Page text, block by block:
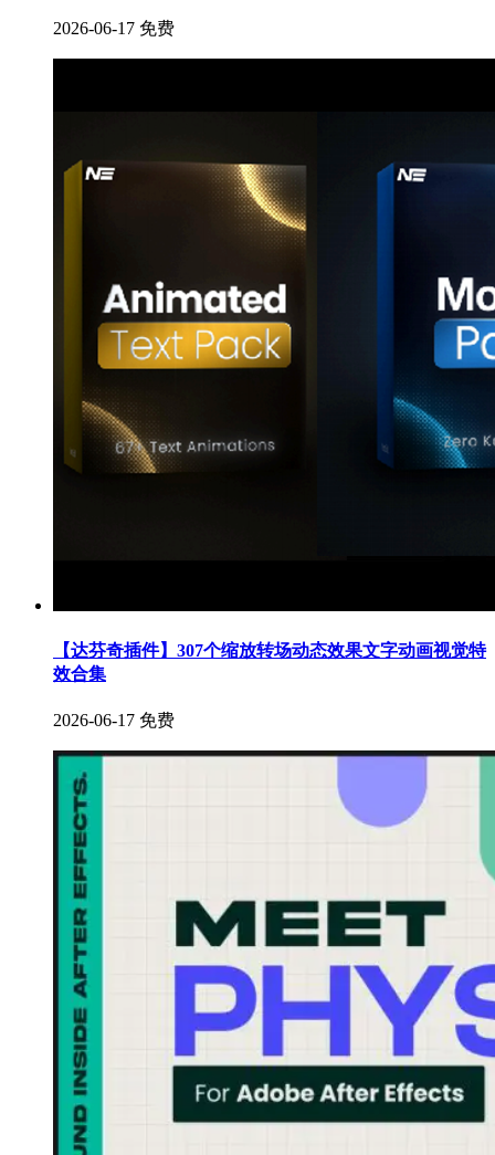
2026-06-17 免费
【达芬奇插件】307个缩放转场动态效果文字动画视觉特
效合集
2026-06-17 免费